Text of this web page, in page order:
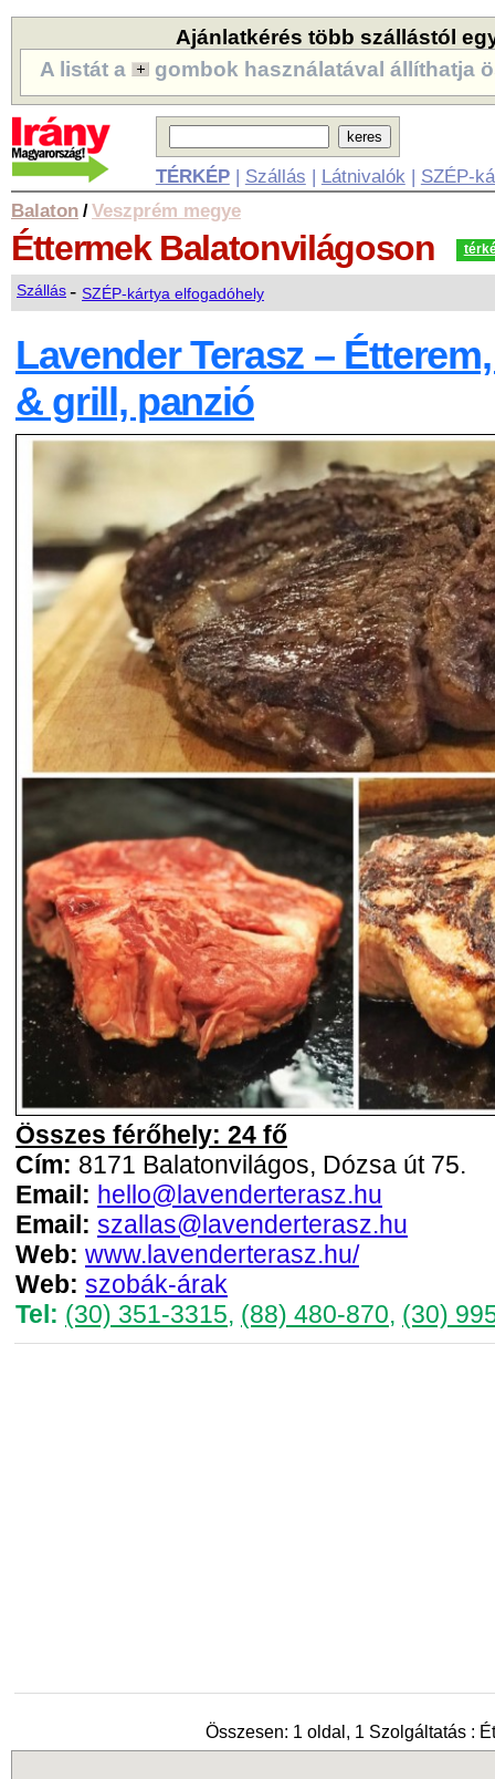
Ajánlatkérés több szállástól
A listát a
gombok használatával állíthatja
TÉRKÉP| Szállás | Látnivalók | SZÉP-
Balaton /Veszprém megye
Éttermek Balatonvilágoson
Szállás- SZÉP-kártya elfogadóhely
Lavender Terasz –
& grill, panzió
Összes férőhely: 24 fő
Cím: 8171 Balatonvilágos, Dózsa út 75.
Email: hello@lavenderterasz.hu
Email: szallas@lavenderterasz.hu
Web: www.lavenderterasz.hu/
Web: szobák-árak
Tel: (30) 351-3315, (88) 480-870, (30)
Összesen: 1 oldal, 1 Szolgáltatás :